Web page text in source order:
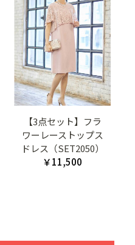
【3点セット】フラ
ワーレーストップス
ドレス（SET2050）
￥11,500